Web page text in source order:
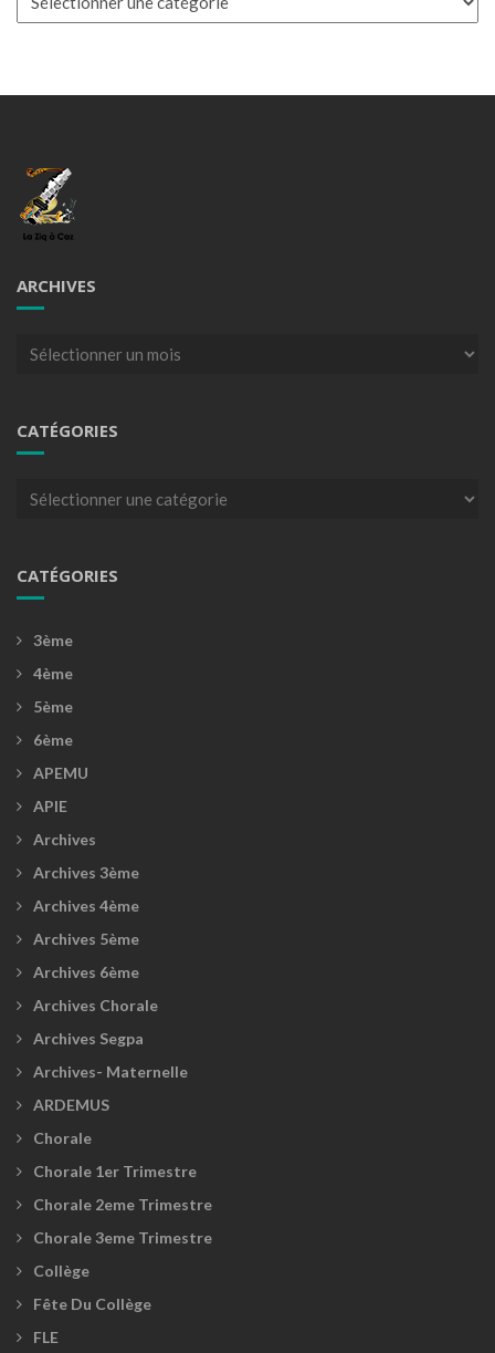
ARCHIVES
Archives
CATÉGORIES
Catégories
CATÉGORIES
3ème
4ème
5ème
6ème
APEMU
APIE
Archives
Archives 3ème
Archives 4ème
Archives 5ème
Archives 6ème
Archives Chorale
Archives Segpa
Archives- Maternelle
ARDEMUS
Chorale
Chorale 1er Trimestre
Chorale 2eme Trimestre
Chorale 3eme Trimestre
Collège
Fête Du Collège
FLE